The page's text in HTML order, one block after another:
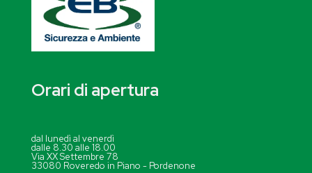
Orari di apertura
dal lunedì al venerdì
dalle 8.30 alle 18.00
Via XX Settembre 78
33080 Roveredo in Piano - Pordenone